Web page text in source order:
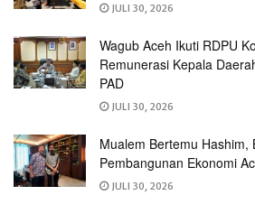
JULI 30, 2026
Wagub Aceh Ikuti RDPU
Remunerasi Kepala
PAD
JULI 30, 2026
Mualem Bertemu Hashim,
Pembangunan Ekonomi
JULI 30, 2026